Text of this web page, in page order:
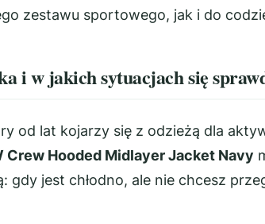
zestawu sportowego, jak i do
i w jakich sytuacjach się
od lat kojarzy się z odzieżą dla
Crew Hooded Midlayer Jacket Navy
gdy jest chłodno, ale nie chcesz